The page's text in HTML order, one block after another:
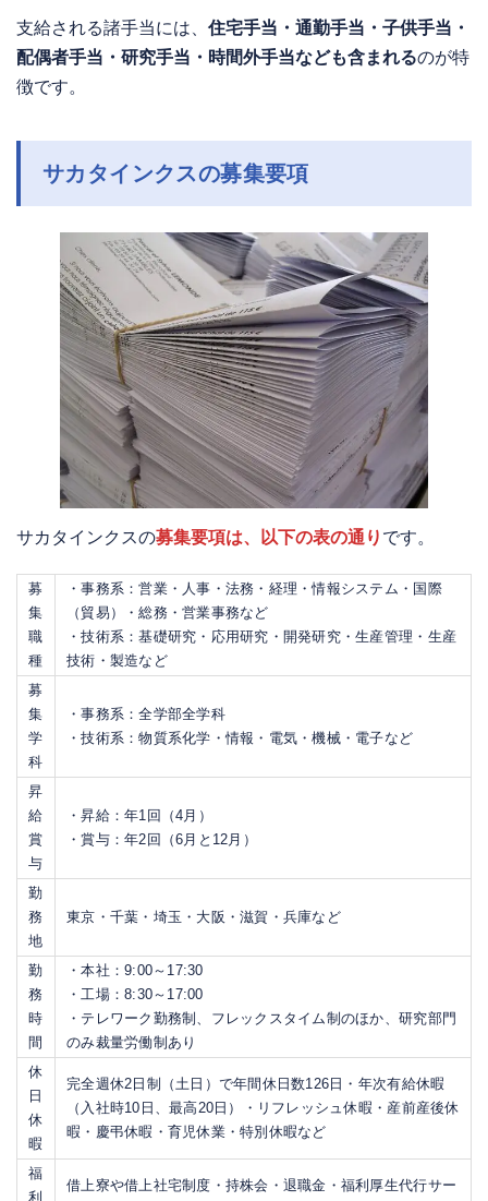
支給される諸手当には、 住宅手当・通勤手当・子供手当・
配偶者手当・研究手当・時間外手当なども含まれるのが特
徴です。
サカタインクスの募集要項
サカタインクスの募集要項は、以下の表の通り です。
募
集
職
種
・事務系：営業・人事・法務・経理・情報システム・国際
（貿易）・総務・営業事務など
・技術系：基礎研究・応用研究・開発研究・生産管理・生産
技術・製造など
募
集
学
科
・事務系：全学部全学科
・技術系：物質系化学・情報・電気・機械・電子など
昇
給
賞
与
・昇給：年1回（4月）
・賞与：年2回（6月と12月）
勤
務
地
東京・千葉・埼玉・大阪・滋賀・兵庫など
勤
務
時
間
・本社：9:00～17:30
・工場：8:30～17:00
・テレワーク勤務制、フレックスタイム制のほか、研究部門
のみ裁量労働制あり
休
日
休
暇
完全週休2日制（土日）で年間休日数126日・年次有給休暇
（入社時10日、最高20日）・リフレッシュ休暇・産前産後休
暇・慶弔休暇・育児休業・特別休暇など
福
利
借上寮や借上社宅制度・持株会・退職金・福利厚生代行サー